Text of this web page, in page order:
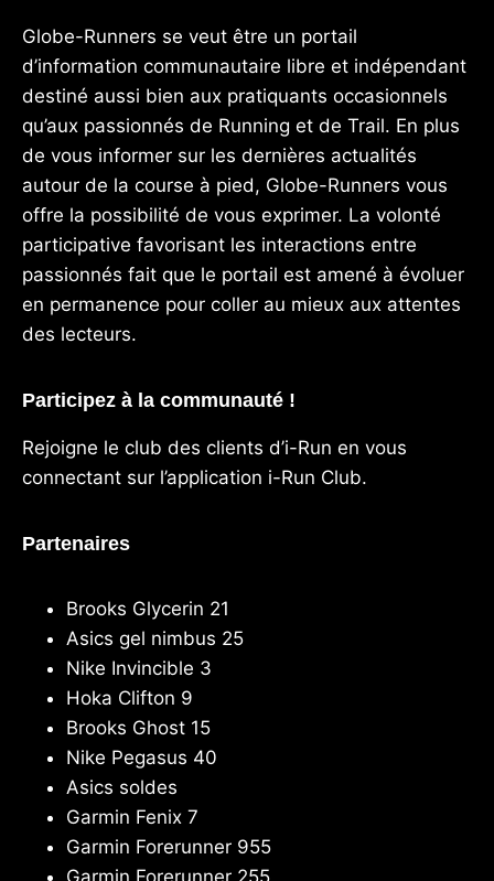
Globe-Runners se veut être un portail
d’information communautaire libre et indépendant
destiné aussi bien aux pratiquants occasionnels
qu’aux passionnés de Running et de Trail. En plus
de vous informer sur les dernières actualités
autour de la course à pied, Globe-Runners vous
offre la possibilité de vous exprimer. La volonté
participative favorisant les interactions entre
passionnés fait que le portail est amené à évoluer
en permanence pour coller au mieux aux attentes
des lecteurs.
Participez à la communauté !
Rejoigne le club des clients d’i-Run en vous
connectant sur l’application i-Run Club.
Partenaires
Brooks Glycerin 21
Asics gel nimbus 25
Nike Invincible 3
Hoka Clifton 9
Brooks Ghost 15
Nike Pegasus 40
Asics soldes
Garmin Fenix 7
Garmin Forerunner 955
Garmin Forerunner 255